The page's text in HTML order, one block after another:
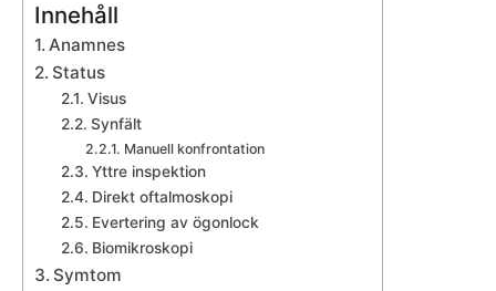
Innehåll
Anamnes
Status
Visus
Synfält
Manuell konfrontation
Yttre inspektion
Direkt oftalmoskopi
Evertering av ögonlock
Biomikroskopi
Symtom